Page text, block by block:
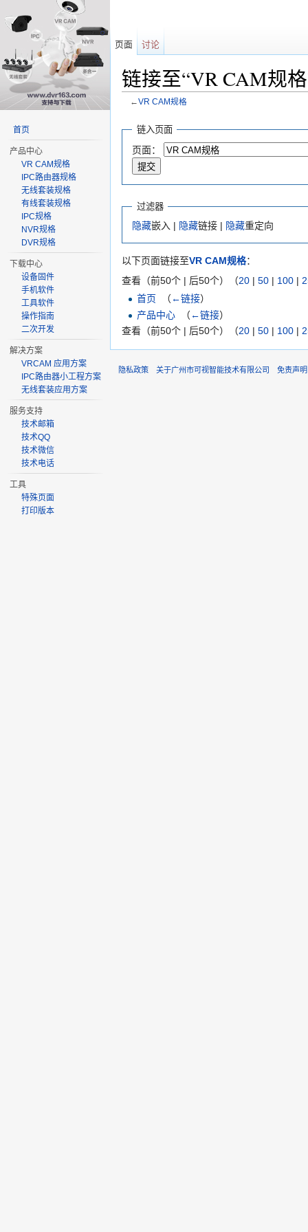
链接至“VR CAM规
←VR CAM规格
链入页面
页面：
过滤器
隐藏嵌入 | 隐藏链接 | 隐藏重定向
以下页面链接至VR CAM规格：
查看（前50个 | 后50个）（20 | 50 | 100 |
首页
（ ←链接）
产品中心
（ ←链接）
查看（前50个 | 后50个）（20 | 50 | 100 |
页面 讨论
首页
产品中心
VR CAM规格
IPC路由器规格
无线套装规格
有线套装规格
IPC规格
NVR规格
DVR规格
下载中心
设备固件
手机软件
工具软件
操作指南
二次开发
解决方案
VRCAM 应用方案
IPC路由器小工程方案
无线套装应用方案
服务支持
技术邮箱
技术QQ
技术微信
技术电话
工具
特殊页面
打印版本
隐私政策 关于广州市可视智能技术有限公司 免责声明